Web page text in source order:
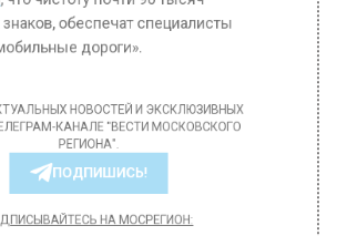
обеспечат специалисты
дороги».
НОВОСТЕЙ И ЭКСКЛЮЗИВНЫХ
КАНАЛЕ "ВЕСТИ МОСКОВСКОГО
РЕГИОНА".